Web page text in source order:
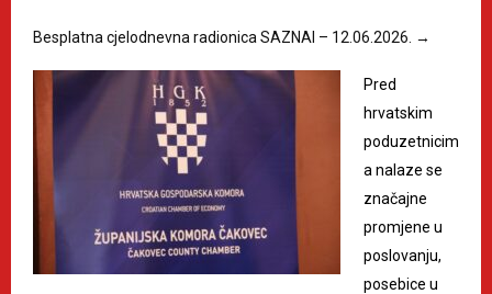
Besplatna cjelodnevna radionica SAZNAI – 12.06.2026. →
Pred
hrvatskim
poduzetnicim
a nalaze se
značajne
promjene u
poslovanju,
posebice u